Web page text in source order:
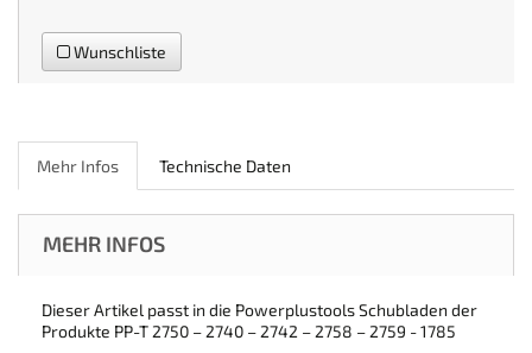
Wunschliste
Mehr Infos Technische Daten
MEHR INFOS
Dieser Artikel passt in die Powerplustools Schubladen der
Produkte PP-T 2750 – 2740 – 2742 – 2758 – 2759 - 1785